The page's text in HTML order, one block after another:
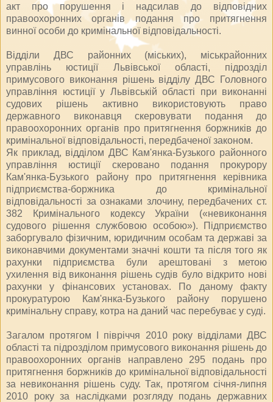
акт про порушення і надсилав до відповідних
правоохоронних органів подання про притягнення
винної особи до кримінальної відповідальності.
Відділи ДВС районних (міських), міськрайонних
управлінь юстиції Львівської області, підрозділ
примусового виконання рішень відділу ДВС Головного
управління юстиції у Львівській області при виконанні
судових рішень активно використовують право
державного виконавця скеровувати подання до
правоохоронних органів про притягнення боржників до
кримінальної відповідальності, передбаченої законом.
Як приклад, відділом ДВС Кам'янка-Бузького районного
управління юстиції скеровано подання прокурору
Кам'янка-Бузького району про притягнення керівника
підприємства-боржника до кримінальної
відповідальності за ознаками злочину, передбачених ст.
382 Кримінального кодексу України («невиконання
судового рішення службовою особою»). Підприємство
заборгувало фізичним, юридичним особам та державі за
виконавчими документами значні кошти та після того як
рахунки підприємства були арештовані з метою
ухилення від виконання рішень судів було відкрито нові
рахунки у фінансових установах. По даному факту
прокуратурою Кам'янка-Бузького району порушено
кримінальну справу, котра на даний час перебуває у суді.
Загалом протягом І півріччя 2010 року відділами ДВС
області та підрозділом примусового виконання рішень до
правоохоронних органів направлено 295 подань про
притягнення боржників до кримінальної відповідальності
за невиконання рішень суду. Так, протягом січня-липня
2010 року за наслідками розгляду подань державних